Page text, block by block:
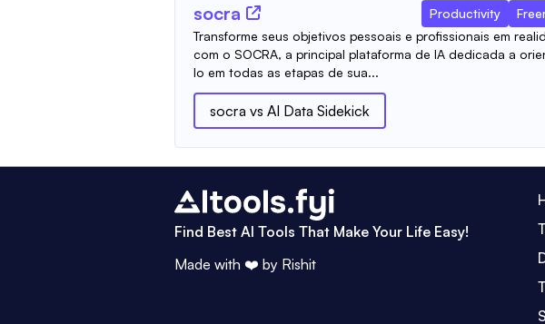
socra Productivity
Transforme seus objetivos pessoais e profissionais em
com o SOCRA, a principal plataforma de IA dedicada a
lo em todas as etapas de sua...
socra vs AI Data Sidekick
Find Best AI Tools That Make Your Life Easy!
Made with ❤️ by Rishit